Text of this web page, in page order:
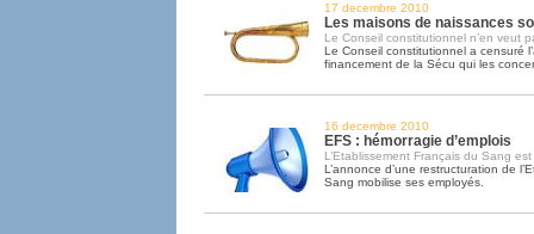
17 decembre 2010
Les maisons de naissances
Le Conseil constitutionnel n’en veut
Le Conseil constitutionnel a censuré
financement de la Sécu qui les
16 decembre 2010
EFS : hémorragie d’emplois
L’Etablissement Français du Sang
L’annonce d’une restructuration de
Sang mobilise ses employés.